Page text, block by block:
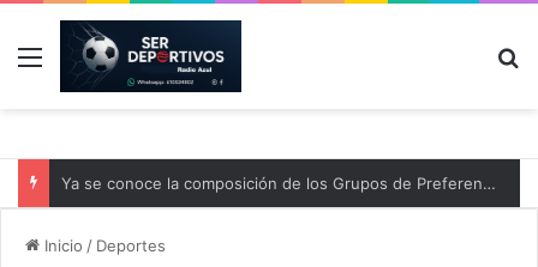
Menú
Ya se conoce la composición de los Grupos de Preferente y el calendario
Inicio / Deportes